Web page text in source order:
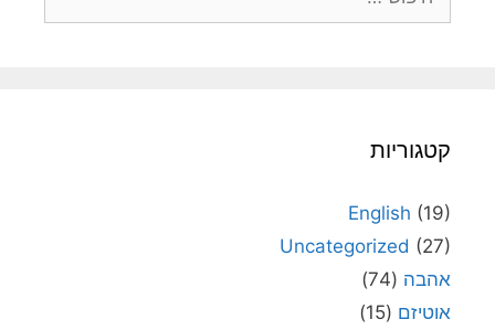
קטגוריות
English (19)
Uncategorized (27)
אהבה (74)
אוטיזם (15)